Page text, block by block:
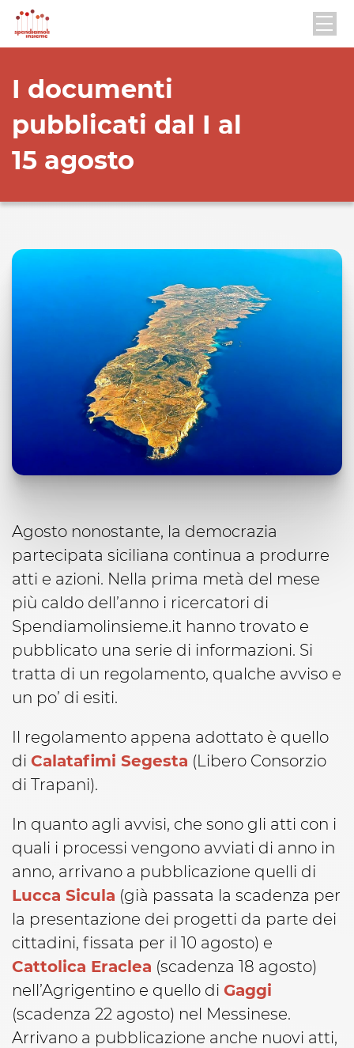
I documenti
pubblicati dal I al
15 agosto
Agosto nonostante, la democrazia
partecipata siciliana continua a produrre
atti e azioni. Nella prima metà del mese
più caldo dell’anno i ricercatori di
Spendiamolinsieme.it hanno trovato e
pubblicato una serie di informazioni. Si
tratta di un regolamento, qualche avviso e
un po’ di esiti.
Il regolamento appena adottato è quello
di Calatafimi Segesta (Libero Consorzio
di Trapani).
In quanto agli avvisi, che sono gli atti con i
quali i processi vengono avviati di anno in
anno, arrivano a pubblicazione quelli di
Lucca Sicula (già passata la scadenza per
la presentazione dei progetti da parte dei
cittadini, fissata per il 10 agosto) e
Cattolica Eraclea (scadenza 18 agosto)
nell’Agrigentino e quello di Gaggi
(scadenza 22 agosto) nel Messinese.
Arrivano a pubblicazione anche nuovi atti,